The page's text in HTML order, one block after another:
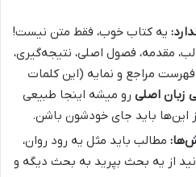
یه کتاب خوب، فقط متن نیست!
مقدمه، فصول اصلی، نتیجه‌گیری،
فهرست مراجع و نمایه (این کلمات
زبان اصلی رو میشه اینجا طبیعی
این‌ها باید جای خودشون باشن.
مطالب باید مثل یه رود روان،
از یه بحث بپرید به بحث دیگه و